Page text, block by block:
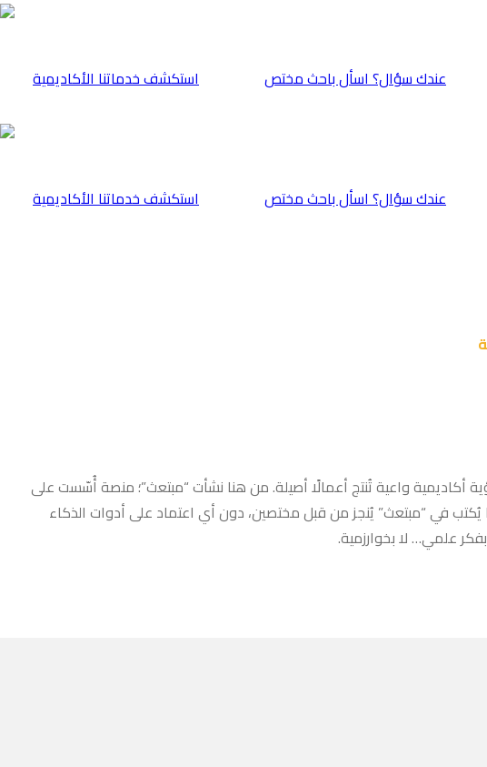
⁠استكشف خدماتنا الأكاديمية عندك سؤال؟ اسأل باحث مختص
⁠استكشف خدماتنا الأكاديمية عندك سؤال؟ اسأل باحث مختص
أكاديمية واعية تُنتج أعمالًا أصيلة. من هنا نشأت “مبتعث”؛ منصة أُسّست على
يُكتب في “مبتعث” يُنجز من قبل مختصين، دون أي اعتماد على أدوات الذكاء
علمي… لا بخوارزمية.